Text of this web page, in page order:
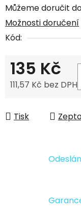
Můžeme doručit
Možnosti doručení
Kód:
135 Kč
111,57 Kč bez DPH
Tisk